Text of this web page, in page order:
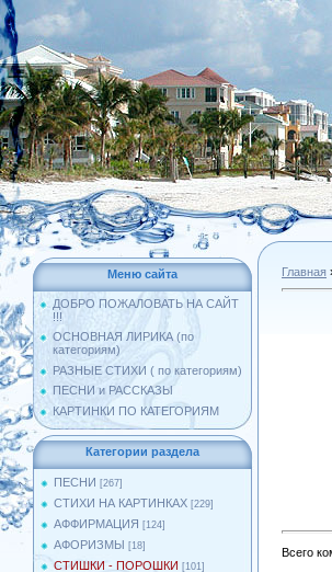
Меню сайта
ДОБРО ПОЖАЛОВАТЬ НА САЙТ
!!!
ОСНОВНАЯ ЛИРИКА (по
категориям)
РАЗНЫЕ СТИХИ ( по категориям)
ПЕСНИ и РАССКАЗЫ
КАРТИНКИ ПО КАТЕГОРИЯМ
Категории раздела
ПЕСНИ [267]
СТИХИ НА КАРТИНКАХ [229]
АФФИРМАЦИЯ [124]
АФОРИЗМЫ [18]
СТИШКИ - ПОРОШКИ [101]
Главная
Всего